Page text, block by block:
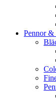
Pennor